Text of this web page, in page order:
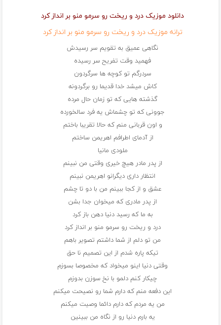
دانلود موزیک درد و ریخت رو سرمو منو بر انداز کرد
ترانه موزیک درد و ریخت رو سرمو منو بر انداز کرد
نگاهی عمیق به تقویم سر رسیدش
فهمید وقت تفریح سر رسیده
سردرگم تو کوچه ها سرگردون
کاش میشد خدا قدیما رو برگردونه
گذشته هایی که تو زمان حال مرده
جوونی که تو چشماش یه فرد سالخورده
و اون قربانی منم که حالا تقریبا باختم
از آدمای اطرافم اهریمن ساختم
ملودی مانیا
از پدر مادر هیچ خیری وقتی من نبینم
انتظار داری دیگرانو اهریمن نبینم
عشق و از کجا ببینم من با دو تا چشم
از پدر مادری که میخوان جدا بشن
به ما که رسید دنیا دهن باز کرد
درد و ریخت رو سرمو منو بر انداز کرد
من تو دلم از شما داشتم تصویر باهم
تیکه پاره شدم از این تصمیم نا حق
وقتی دنیا اینو میخواد که مخصوصا بسوزم
چیکار کنم دلمو با نخ سوزن بدوزم
این دفعه منم که دارم شما رو نصیحت میکنم
من یه مردم که دارم دائما وصیت میکنم
یه بارم دنیا رو از نگاه من ببینین